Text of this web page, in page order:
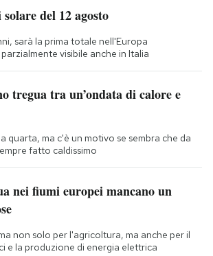
del 12 agosto
sarà la prima totale nell'Europa
visibile anche in Italia
tregua tra un’ondata di calore e
quarta, ma c'è un motivo se sembra che da
fatto caldissimo
nei fiumi europei mancano un
non solo per l'agricoltura, ma anche per il
e la produzione di energia elettrica